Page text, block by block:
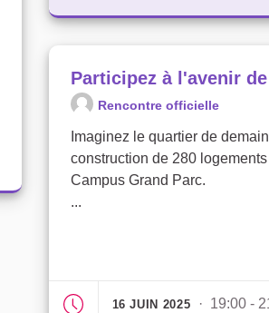
Participez à l'avenir
Rencontre officielle
Imaginez le quartier de
construction de 280
Campus Grand Parc.
...
16 JUIN 2025 · 19:00 -